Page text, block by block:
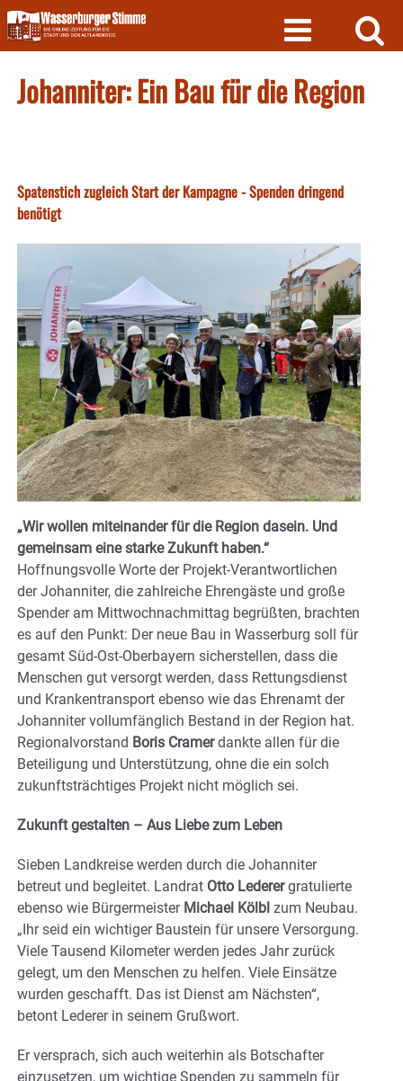
Skip
to
content
Johanniter: Ein Bau für die Region
Spatenstich zugleich Start der Kampagne - Spenden dringend
benötigt
„Wir wollen miteinander für die Region dasein. Und
gemeinsam eine starke Zukunft haben.“
Hoffnungsvolle Worte der Projekt-Verantwortlichen
der Johanniter, die zahlreiche Ehrengäste und große
Spender am Mittwochnachmittag begrüßten, brachten
es auf den Punkt: Der neue Bau in Wasserburg soll für
gesamt Süd-Ost-Oberbayern sicherstellen, dass die
Menschen gut versorgt werden, dass Rettungsdienst
und Krankentransport ebenso wie das Ehrenamt der
Johanniter vollumfänglich Bestand in der Region hat.
Regionalvorstand Boris Cramerdankte allen für die
Beteiligung und Unterstützung, ohne die ein solch
zukunftsträchtiges Projekt nicht möglich sei.
Zukunft gestalten – Aus Liebe zum Leben
Sieben Landkreise werden durch die Johanniter
betreut und begleitet. Landrat Otto Lederergratulierte
ebenso wie Bürgermeister Michael Kölbl zum Neubau.
„Ihr seid ein wichtiger Baustein für unsere Versorgung.
Viele Tausend Kilometer werden jedes Jahr zurück
gelegt, um den Menschen zu helfen. Viele Einsätze
wurden geschafft. Das ist Dienst am Nächsten“,
betont Lederer in seinem Grußwort.
Er versprach, sich auch weiterhin als Botschafter
einzusetzen, um wichtige Spenden zu sammeln für